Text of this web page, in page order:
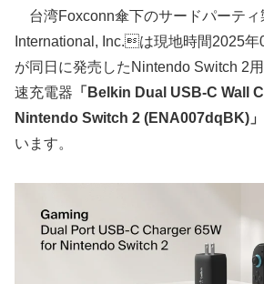
台湾Foxconn傘下のサードパーティ
International, Inc.は現地時間2025
が同日に発売したNintendo Switch 2
速充電器 「Belkin Dual USB-C Wall
Nintendo Switch 2 (ENA007dqBK)」
います。